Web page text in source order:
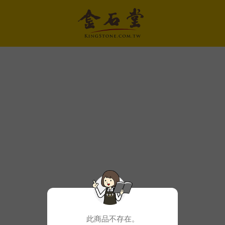
此商品不存在。